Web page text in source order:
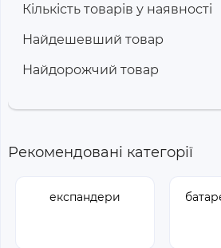
Кількість товарів у наявності
Найдешевший товар
Найдорожчий товар
Рекомендовані категорії
експандери